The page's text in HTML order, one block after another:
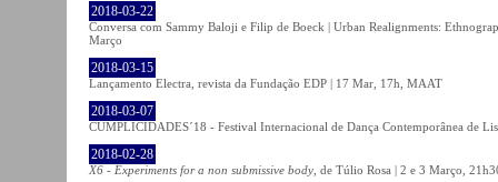
2018-03-22
Conversa com Sammy Baloji e Filip de Boeck | Urban Realignments:
Março
2018-03-15
Lançamento Electra, revista da Fundação EDP | 17 Mar, 17h, MAAT
2018-03-07
CUMPLICIDADES´18 - Festival Internacional de Dança Contemporânea de
2018-02-28
X6 - Experiments for a non submissive body , de Túlio Rosa | 2 e 3 Março,